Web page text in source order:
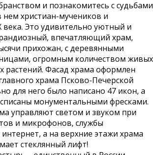
и познакомитесь с судьбами
нем христиан-мучеников и
века. Это удивительно уютный и
впечатляющий храм,
прихожан, с деревянными
огромным количеством живых
растений. Фасад храма оформлен
храма Псково-Печерской
для него было написано 47 икон, а
монументальными фресками.
управляют светом и звуком при
и микрофонов, службы
а на верхние этажи храма
стеклянный лифт!